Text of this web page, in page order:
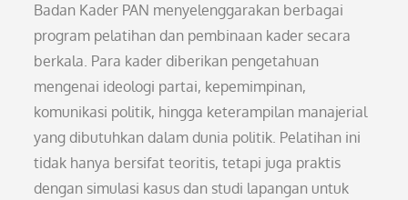
Badan Kader PAN menyelenggarakan berbagai
program pelatihan dan pembinaan kader secara
berkala. Para kader diberikan pengetahuan
mengenai ideologi partai, kepemimpinan,
komunikasi politik, hingga keterampilan manajerial
yang dibutuhkan dalam dunia politik. Pelatihan ini
tidak hanya bersifat teoritis, tetapi juga praktis
dengan simulasi kasus dan studi lapangan untuk